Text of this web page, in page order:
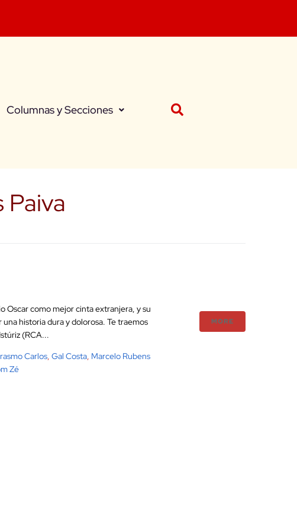
Columnas y Secciones
Paiva
Oscar como mejor cinta extranjera, y su
historia dura y dolorosa. Te traemos
(RCA...
Carlos, Gal Costa, Marcelo Rubens
Zé
MORE